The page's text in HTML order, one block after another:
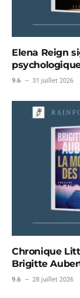
Elena Reign
9.6 31 juillet 2026
Chronique
Brigitte
9.6 28 juillet 2026